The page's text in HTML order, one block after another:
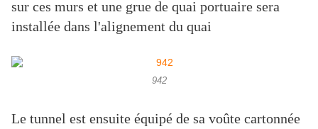
sur ces murs et une grue de quai portuaire sera
installée dans l'alignement du quai
942
Le tunnel est ensuite équipé de sa voûte cartonnée